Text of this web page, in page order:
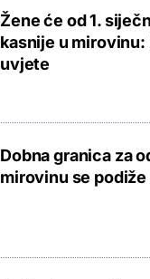
Žene će od 1.
kasnije u
uvjete
Dobna granica za
mirovinu se